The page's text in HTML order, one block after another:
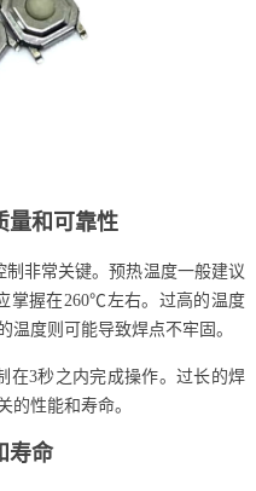
量和可靠性
制非常关键。预热温度一般建议
掌握在260℃左右。过高的温度
温度则可能导致焊点不牢固。
在3秒之内完成操作。过长的焊
的性能和寿命。
寿命